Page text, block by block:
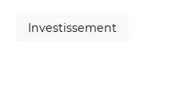
Investissement